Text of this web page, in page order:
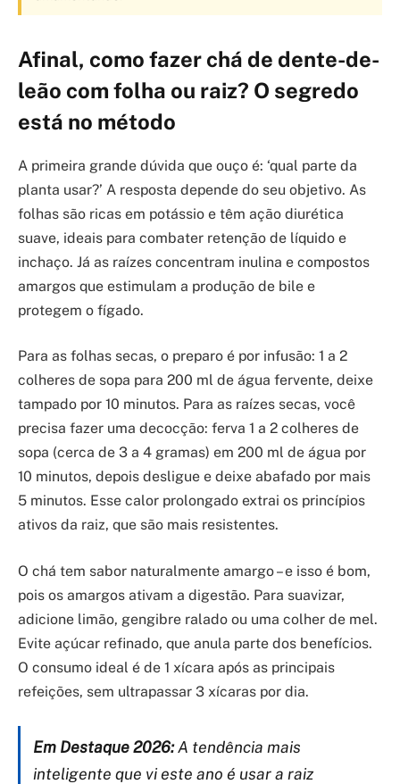
Afinal, como fazer chá de dente-de-
leão com folha ou raiz? O segredo
está no método
A primeira grande dúvida que ouço é: ‘qual parte da
planta usar?’ A resposta depende do seu objetivo. As
folhas são ricas em potássio e têm ação diurética
suave, ideais para combater retenção de líquido e
inchaço. Já as raízes concentram inulina e compostos
amargos que estimulam a produção de bile e
protegem o fígado.
Para as folhas secas, o preparo é por infusão: 1 a 2
colheres de sopa para 200 ml de água fervente, deixe
tampado por 10 minutos. Para as raízes secas, você
precisa fazer uma decocção: ferva 1 a 2 colheres de
sopa (cerca de 3 a 4 gramas) em 200 ml de água por
10 minutos, depois desligue e deixe abafado por mais
5 minutos. Esse calor prolongado extrai os princípios
ativos da raiz, que são mais resistentes.
O chá tem sabor naturalmente amargo – e isso é bom,
pois os amargos ativam a digestão. Para suavizar,
adicione limão, gengibre ralado ou uma colher de mel.
Evite açúcar refinado, que anula parte dos benefícios.
O consumo ideal é de 1 xícara após as principais
refeições, sem ultrapassar 3 xícaras por dia.
Em Destaque 2026:A tendência mais
inteligente que vi este ano é usar a raiz